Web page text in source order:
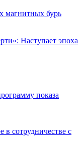
магнитных бурь
Наступает эпоха
показа
в сотрудничестве с